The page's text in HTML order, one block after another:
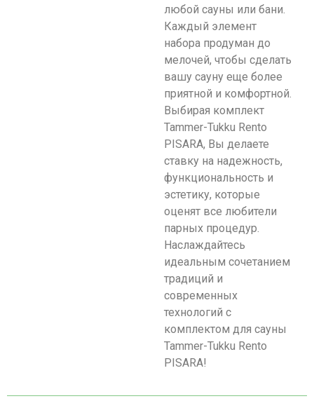
любой сауны или бани.
Каждый элемент
набора продуман до
мелочей, чтобы сделать
вашу сауну еще более
приятной и комфортной.
Выбирая комплект
Tammer-Tukku Rento
PISARA, Вы делаете
ставку на надежность,
функциональность и
эстетику, которые
оценят все любители
парных процедур.
Наслаждайтесь
идеальным сочетанием
традиций и
современных
технологий с
комплектом для сауны
Tammer-Tukku Rento
PISARA!